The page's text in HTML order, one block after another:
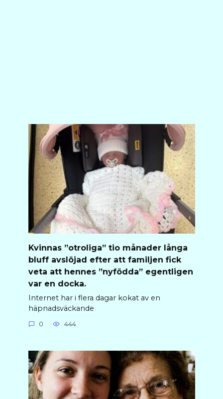
Kvinnas ”otroliga” tio månader långa
bluff avslöjad efter att familjen fick
veta att hennes ”nyfödda” egentligen
var en docka.
Internet har i flera dagar kokat av en
häpnadsväckande
0 444